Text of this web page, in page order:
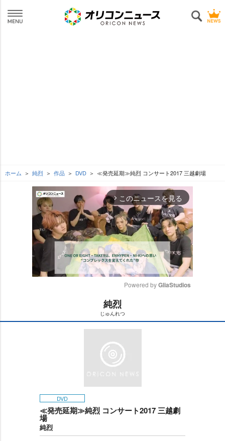
ホーム 純烈 作品 DVD ≪発売延期≫純烈 コンサート2017 三越劇場
arrow_forward_ios このニュースを見る
t
Powered by GliaStudios
純烈
じゅんれつ
DVD
≪発売延期≫純烈 コンサート2017 三越劇
場
純烈